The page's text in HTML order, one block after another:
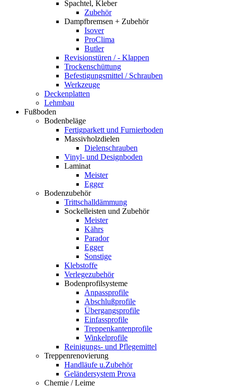
Spachtel, Kleber
Zubehör
Dampfbremsen + Zubehör
Isover
ProClima
Butler
Revisionstüren / - Klappen
Trockenschüttung
Befestigungsmittel / Schrauben
Werkzeuge
Deckenplatten
Lehmbau
Fußboden
Bodenbeläge
Fertigparkett und Furnierboden
Massivholzdielen
Dielenschrauben
Vinyl- und Designboden
Laminat
Meister
Egger
Bodenzubehör
Trittschalldämmung
Sockelleisten und Zubehör
Meister
Kährs
Parador
Egger
Sonstige
Klebstoffe
Verlegezubehör
Bodenprofilsysteme
Anpassprofile
Abschlußprofile
Übergangsprofile
Einfassprofile
Treppenkantenprofile
Winkelprofile
Reinigungs- und Pflegemittel
Treppenrenovierung
Handläufe u.Zubehör
Geländersystem Prova
Chemie / Leime